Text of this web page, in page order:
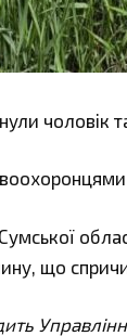
чоловік
що